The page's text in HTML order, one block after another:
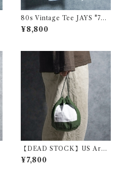
80s Vintage Tee JAYS "7U
P COOL SPOT" ヴィンテー
ジ Tシャツ クールスポット
¥8,800
【DEAD STOCK】US Arm
y Personal Effects Bag ア
メリカ軍 パーソナルエフェク
¥7,800